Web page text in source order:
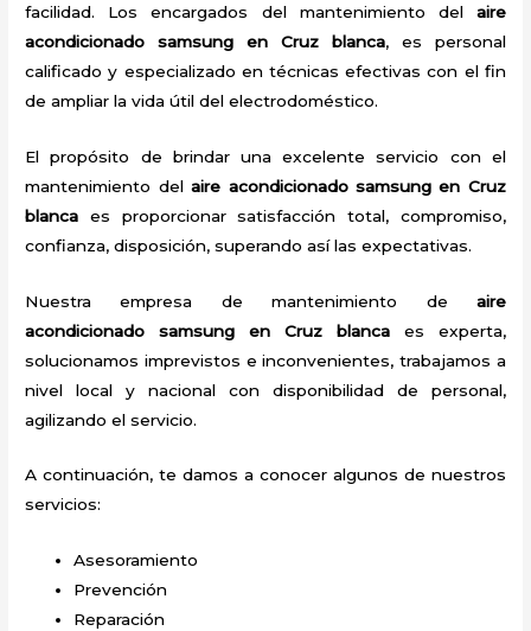
facilidad. Los encargados del mantenimiento del aire
acondicionado samsung en Cruz blanca, es personal
calificado y especializado en técnicas efectivas con el fin
de ampliar la vida útil del electrodoméstico.
El propósito de brindar una excelente servicio con el
mantenimiento delaire acondicionado samsung en Cruz
blanca es proporcionar satisfacción total, compromiso,
confianza, disposición, superando así las expectativas.
Nuestra empresa de mantenimiento de aire
acondicionado samsung en Cruz blancaes experta,
solucionamos imprevistos e inconvenientes, trabajamos a
nivel local y nacional con disponibilidad de personal,
agilizando el servicio.
A continuación, te damos a conocer algunos de nuestros
servicios:
Asesoramiento
Prevención
Reparación